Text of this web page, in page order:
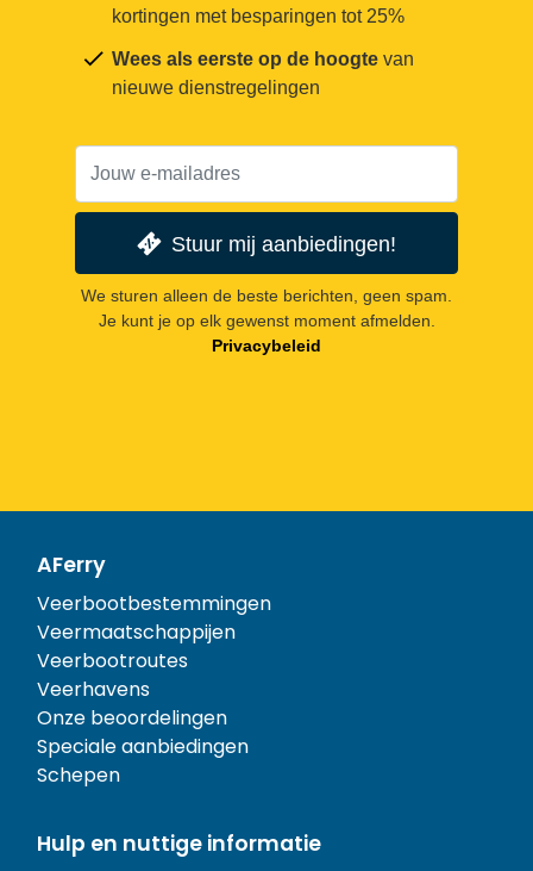
kortingen met besparingen tot 25%
Wees als eerste op de hoogte van
nieuwe dienstregelingen
Stuur mij aanbiedingen!
We sturen alleen de beste berichten, geen spam.
Je kunt je op elk gewenst moment afmelden.
Privacybeleid
AFerry
Veerbootbestemmingen
Veermaatschappijen
Veerbootroutes
Veerhavens
Onze beoordelingen
Speciale aanbiedingen
Schepen
Hulp en nuttige informatie